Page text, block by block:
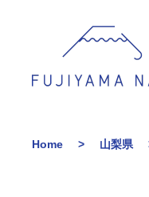
Home 山梨県